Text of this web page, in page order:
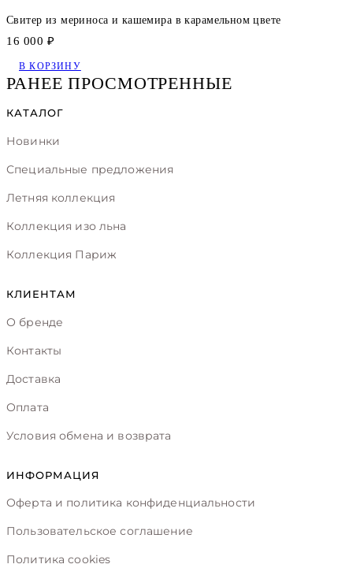
Свитер из мериноса и кашемира в карамельном цвете
16 000 ₽
В КОРЗИНУ
РАНЕЕ ПРОСМОТРЕННЫЕ
КАТАЛОГ
Новинки
Специальные предложения
Летняя коллекция
Коллекция изо льна
Коллекция Париж
КЛИЕНТАМ
О бренде
Контакты
Доставка
Оплата
Условия обмена и возврата
ИНФОРМАЦИЯ
Оферта и политика конфиденциальности
Пользовательское соглашение
Политика cookies